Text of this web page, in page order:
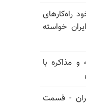
راه‌کارهای
خواسته
مذاکره با
- قسمت